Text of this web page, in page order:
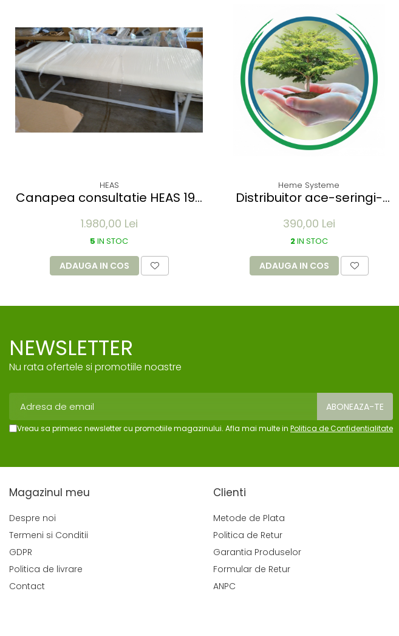
HEAS
Canapea consultatie HEAS 195
1.980,00 Lei
5 IN STOC
ADAUGA IN COS
Heme Systeme
Distribuitor ace-seringi-
sertare 60x17x20.6 mm
390,00 Lei
2IN STOC
ADAUGA IN COS
NEWSLETTER
Nu rata ofertele si promotiile noastre
Vreau sa primesc newsletter cu promotiile magazinului. Afla mai multe in Politica de Confidentialitate
Magazinul meu
Despre noi
Termeni si Conditii
GDPR
Politica de livrare
Contact
Clienti
Metode de Plata
Politica de Retur
Garantia Produselor
Formular de Retur
ANPC